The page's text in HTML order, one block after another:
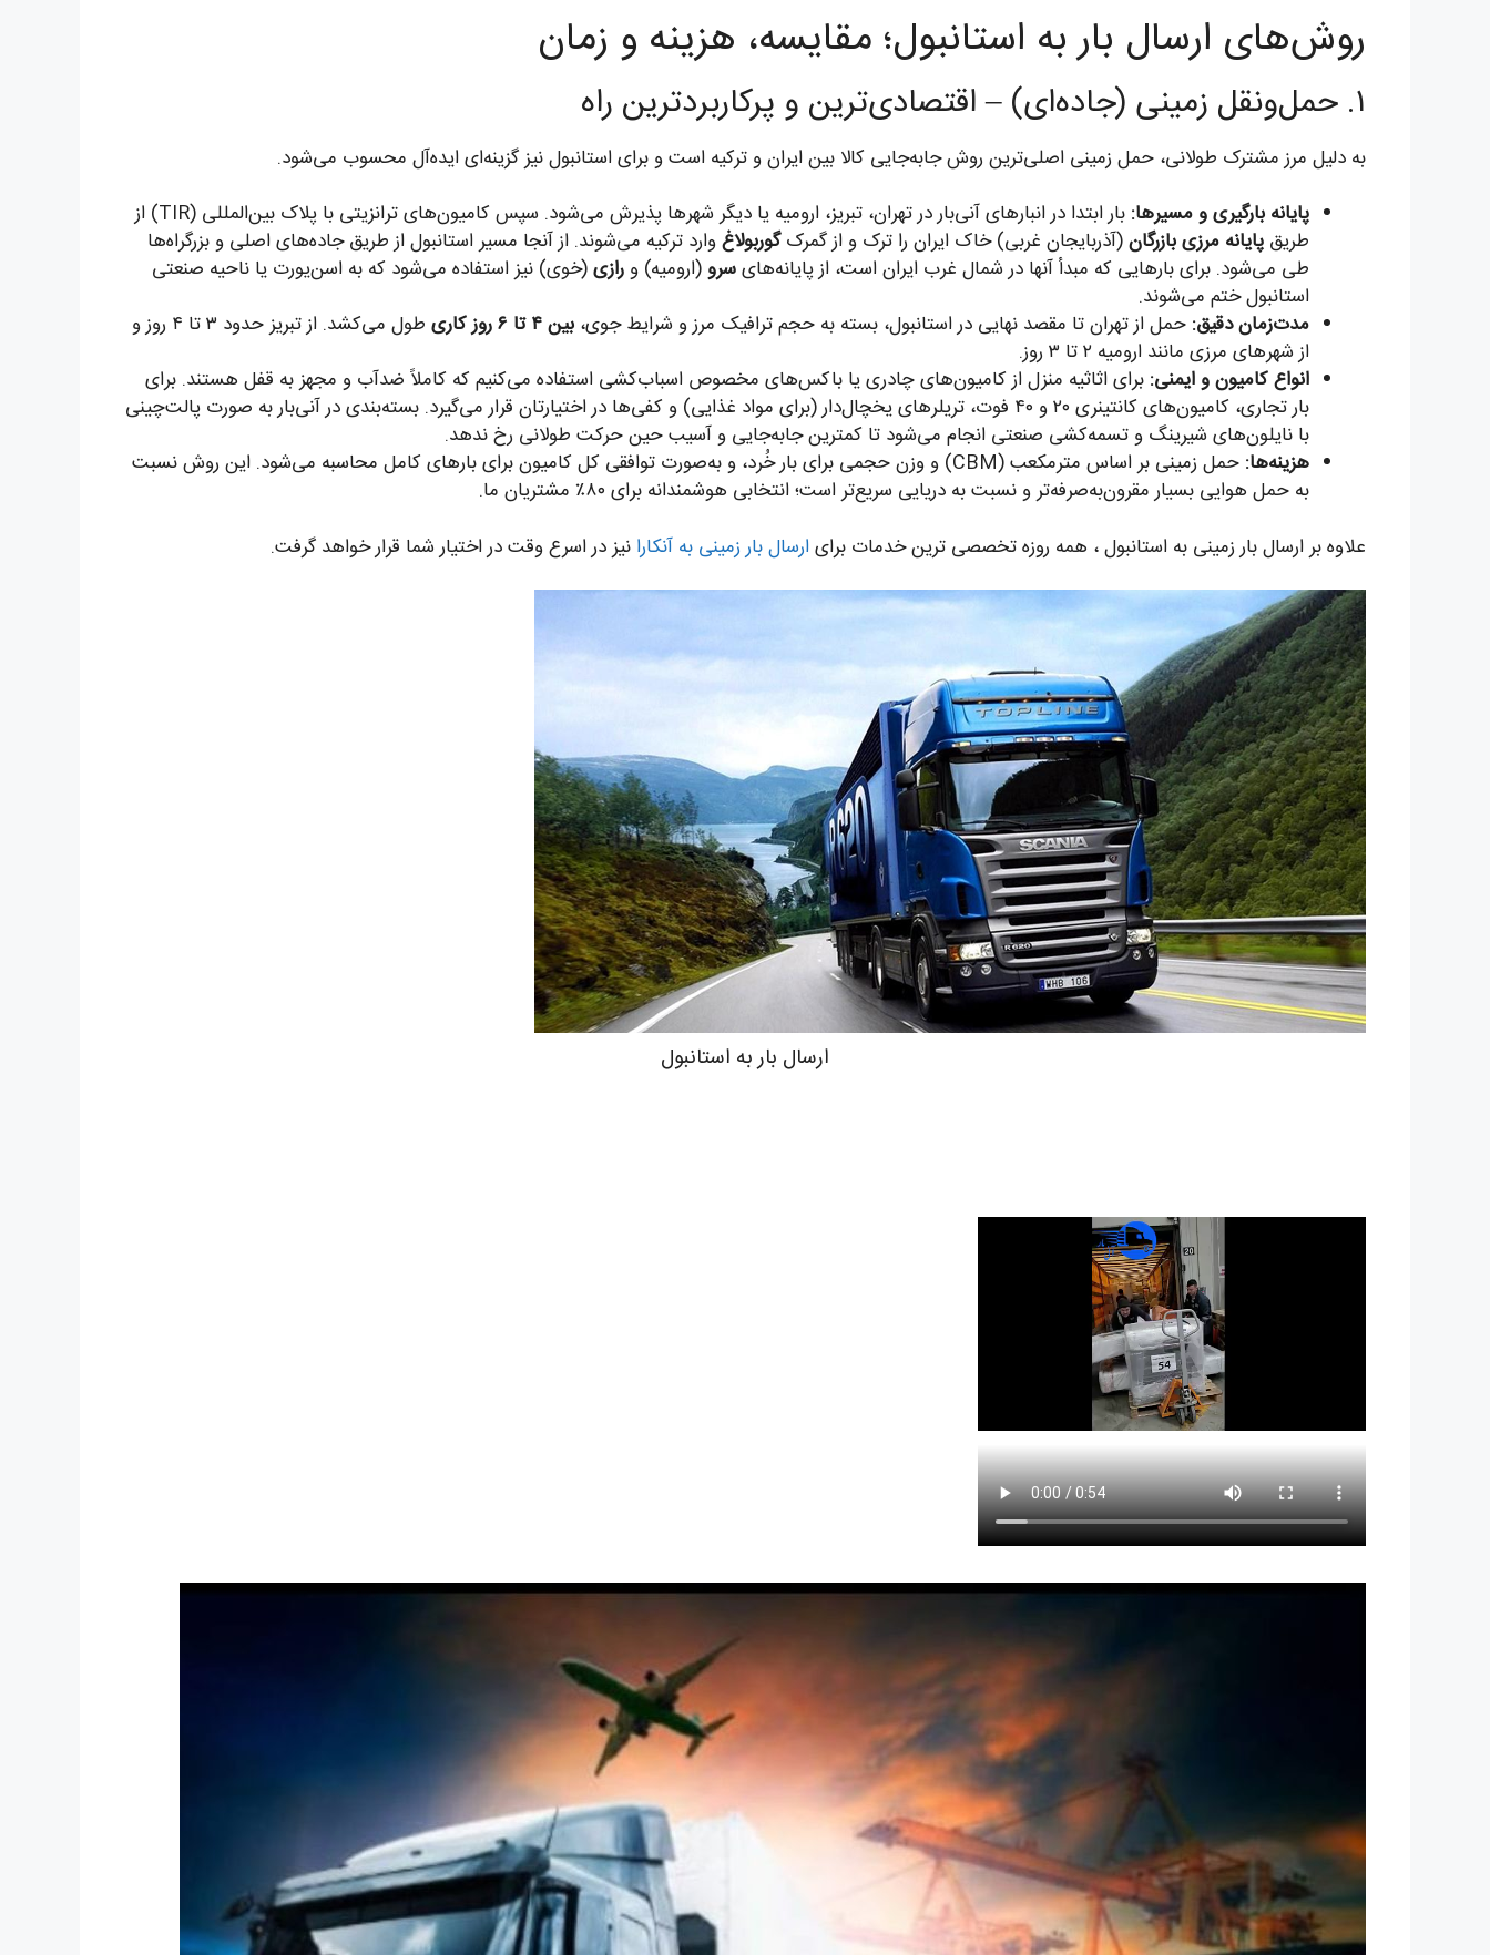
روش‌های ارسال بار به استانبول؛ مقایسه، هزینه و زمان
۱. حمل‌ونقل زمینی (جاده‌ای) – اقتصادی‌ترین و پرکاربردترین راه
به دلیل مرز مشترک طولانی، حمل زمینی اصلی‌ترین روش جابه‌جایی کالا بین ایران و ترکیه است و برای استانبول نیز گزینه‌ای ایده‌آل محسوب می‌شود.
پایانه بارگیری و مسیرها:
بار ابتدا در انبارهای آنی‌بار در تهران، تبریز، ارومیه یا دیگر شهرها پذیرش می‌شود. سپس کامیون‌های ترانزیتی با پلاک بین‌المللی (TIR) از
طریق پایانه مرزی بازرگان(آذربایجان غربی) خاک ایران را ترک و از گمرکگوربولاغوارد ترکیه می‌شوند. از آنجا مسیر استانبول از طریق جاده‌های اصلی و بزرگراه‌ها
طی می‌شود. برای بارهایی که مبدأ آنها در شمال غرب ایران است، از پایانه‌هایسرو(ارومیه) ورازی(خوی) نیز استفاده می‌شود که به اسن‌یورت یا ناحیه صنعتی
استانبول ختم می‌شوند.
مدت‌زمان دقیق: حمل از تهران تا مقصد نهایی در استانبول، بسته به حجم ترافیک مرز و شرایط جوی، بین ۴ تا ۶ روز کاری
طول می‌کشد. از تبریز حدود ۳ تا ۴ روز و
از شهرهای مرزی مانند ارومیه ۲ تا ۳ روز.
انواع کامیون و ایمنی: برای اثاثیه منزل از کامیون‌های چادری یا باکس‌های مخصوص اسباب‌کشی استفاده می‌کنیم که کاملاً ضدآب و مجهز به قفل هستند. برای
بار تجاری، کامیون‌های کانتینری ۲۰ و ۴۰ فوت، تریلرهای یخچال‌دار (برای مواد غذایی) و کفی‌ها در اختیارتان قرار می‌گیرد. بسته‌بندی در آنی‌بار به صورت پالت‌چینی
با نایلون‌های شیرینگ و تسمه‌کشی صنعتی انجام می‌شود تا کمترین جابه‌جایی و آسیب حین حرکت طولانی رخ ندهد.
هزینه‌ها:
حمل زمینی بر اساس مترمکعب (CBM) و وزن حجمی برای بار خُرد، و به‌صورت توافقی کل کامیون برای بارهای‌ کامل محاسبه می‌شود. این روش نسبت
به حمل هوایی بسیار مقرون‌به‌صرفه‌تر و نسبت به دریایی سریع‌تر است؛ انتخابی هوشمندانه برای ۸۰٪ مشتریان ما.
علاوه بر ارسال بار زمینی به استانبول ، همه روزه تخصصی ترین خدمات برایارسال بار زمینی به آنکارا نیز در اسرع وقت در اختیار شما قرار خواهد گرفت.
ارسال بار به استانبول